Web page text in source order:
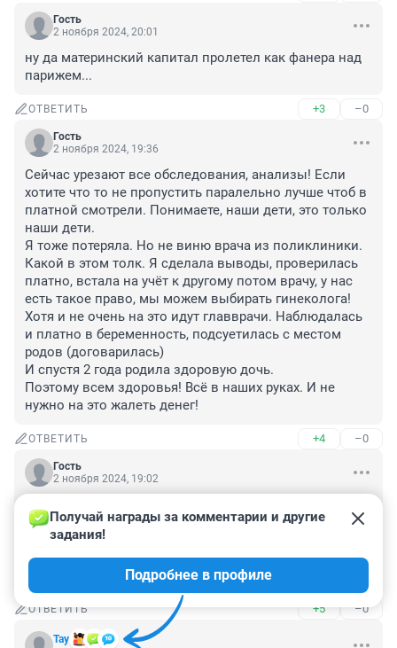
Гость
2 ноября 2024, 20:01
ну да материнский капитал пролетел как фанера над
парижем...
ОТВЕТИТЬ +3 –0
Гость
2 ноября 2024, 19:36
Сейчас урезают все обследования, анализы! Если
хотите что то не пропустить паралельно лучше чтоб в
платной смотрели. Понимаете, наши дети, это только
наши дети.
Я тоже потеряла. Но не виню врача из поликлиники.
Какой в этом толк. Я сделала выводы, проверилась
платно, встала на учёт к другому потом врачу, у нас
есть такое право, мы можем выбирать гинеколога!
Хотя и не очень на это идут главврачи. Наблюдалась
и платно в беременность, подсуетилась с местом
родов (договарилась)
И спустя 2 года родила здоровую дочь.
Поэтому всем здоровья! Всё в наших руках. И не
нужно на это жалеть денег!
ОТВЕТИТЬ +4 –0
Гость
2 ноября 2024, 19:02
своим здоровьем и семьей а не рыдать , психолог в
помощь. Беременность нужно планировать ! А не
просто по залету , если уже и проблемы были . А то
все кто-то виноват, доктор не тот понимаешь ли
ОТВЕТИТЬ +5 –0
Тау
Получай награды за комментарии и другие
задания!
Подробнее в профиле